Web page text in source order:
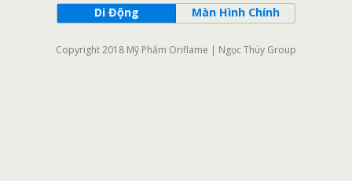
Di Động Màn Hình Chính
Copyright 2018 Mỹ Phẩm Oriflame | Ngọc Thúy Group